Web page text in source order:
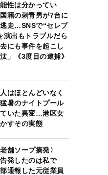
性は分かってい
籍の刺青男が7台に
走…SNSで“セレブ
演出もトラブルだら
にも事件を起こし
」《3度目の逮捕》
人はほとんどいなく
暑のナイトプール
いた異変…港区女
すその実態
老舗ソープ摘発〉
告発したのは私で
通報した元従業員